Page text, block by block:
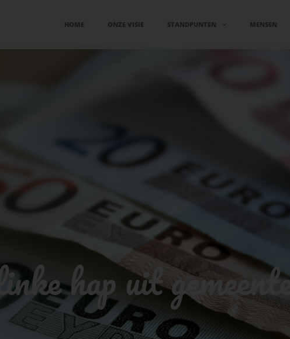
HOME ONZE VISIE STANDPUNTEN MENSEN
hap uit